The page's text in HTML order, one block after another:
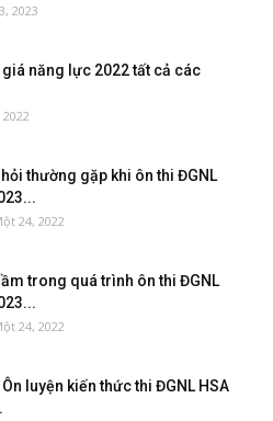
2023
năng lực 2022 tất cả các
thường gặp khi ôn thi ĐGNL
24, 2022
trong quá trình ôn thi ĐGNL
24, 2022
luyện kiến thức thi ĐGNL HSA